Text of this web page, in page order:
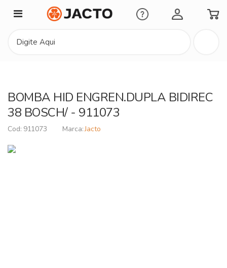
Minha Conta
BOMBA HID ENGREN.DUPLA BIDIREC
38 BOSCH/ - 911073
911073 Jacto